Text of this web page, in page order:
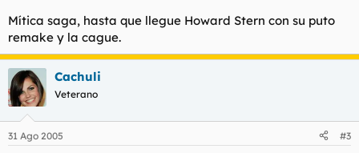
Mítica saga, hasta que llegue Howard Stern con su puto
remake y la cague.
Cachuli
Veterano
31 Ago 2005 #3